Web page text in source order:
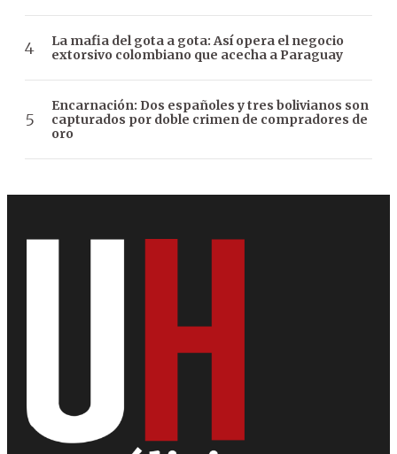
La mafia del gota a gota: Así opera el negocio
extorsivo colombiano que acecha a Paraguay
Encarnación: Dos españoles y tres bolivianos son
capturados por doble crimen de compradores de
oro